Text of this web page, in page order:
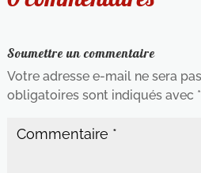
Soumettre un commentaire
Votre adresse e-mail ne sera
obligatoires sont indiqués avec *